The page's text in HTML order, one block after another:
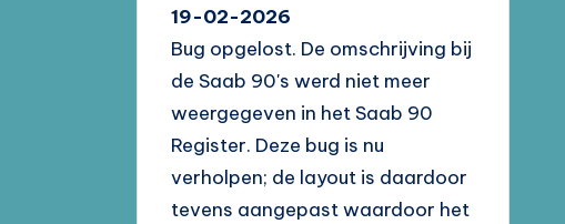
19-02-2026
Bug opgelost. De omschrijving bij
de Saab 90's werd niet meer
weergegeven in het Saab 90
Register. Deze bug is nu
verholpen; de layout is daardoor
tevens aangepast waardoor het